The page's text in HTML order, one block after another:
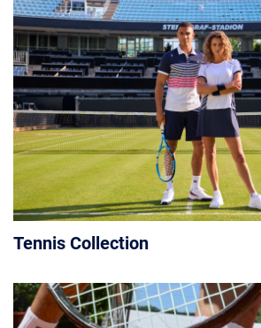
Tennis Collection